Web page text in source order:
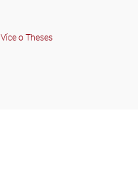
Více o Theses